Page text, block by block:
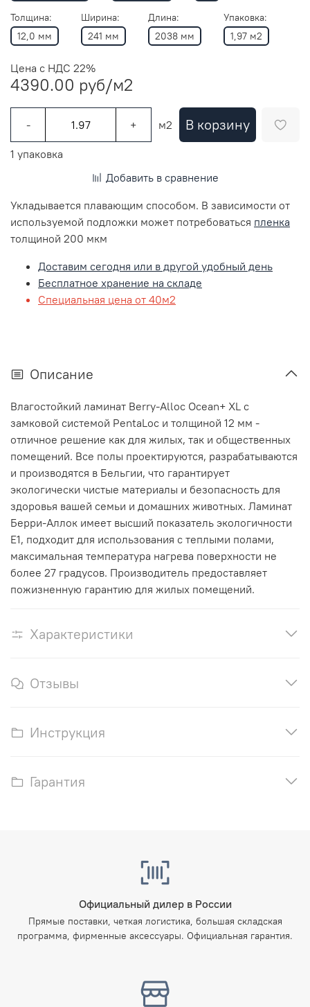
Толщина:
12,0 мм
Ширина:
241 мм
Длина:
2038 мм
Упаковка:
1,97 м2
Цена с НДС 22%
4390.00 руб/м2
- + м2 В корзину
1 упаковка
Добавить в сравнение
Укладывается плавающим способом. В зависимости от
используемой подложки может потребоваться пленка
толщиной 200 мкм
Доставим сегодня или в другой удобный день
Бесплатное хранение на складе
Специальная цена от 40м2
Описание
Влагостойкий ламинат Berry-Alloc Ocean+ XL с
замковой системой PentaLoc и толщиной 12 мм -
отличное решение как для жилых, так и общественных
помещений. Все полы проектируются, разрабатываются
и производятся в Бельгии, что гарантирует
экологически чистые материалы и безопасность для
здоровья вашей семьи и домашних животных. Ламинат
Берри-Аллок имеет высший показатель экологичности
Е1, подходит для использования с теплыми полами,
максимальная температура нагрева поверхности не
более 27 градусов. Производитель предоставляет
пожизненную гарантию для жилых помещений.
Характеристики
Отзывы
Инструкция
Гарантия
Официальный дилер в России
Прямые поставки, четкая логистика, большая складская
программа, фирменные аксессуары. Официальная гарантия.